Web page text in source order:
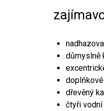
důmyslně
dřevěný
čtyři vodní